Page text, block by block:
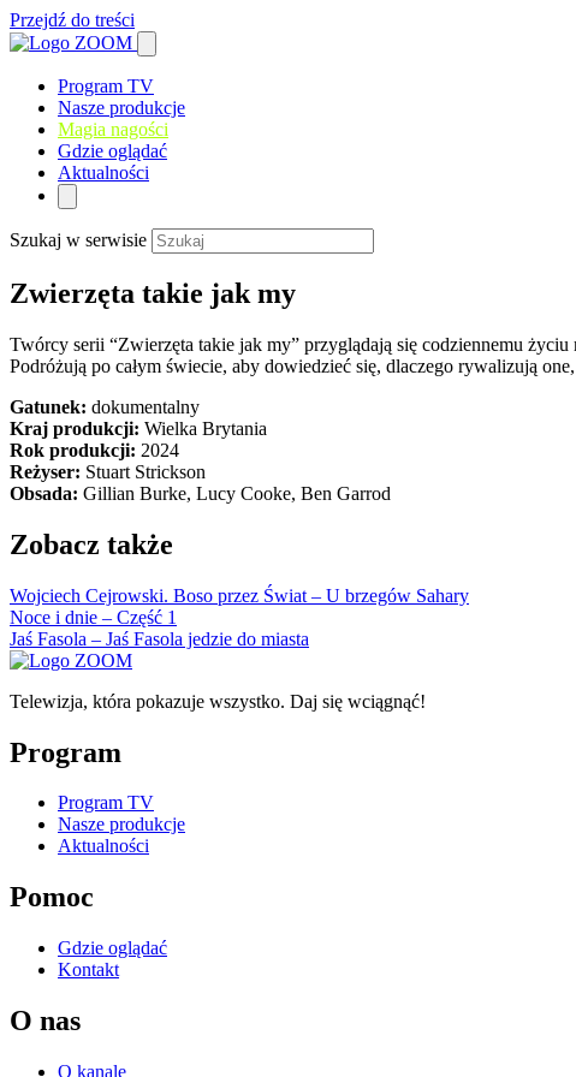
Przejdź do treści
Program TV
Nasze produkcje
Magia nagości
Gdzie oglądać
Aktualności
Szukaj w serwisie
Zwierzęta takie jak my
Twórcy serii “Zwierzęta takie jak my” przyglądają się codziennemu
Podróżują po całym świecie, aby dowiedzieć się, dlaczego rywalizują
Gatunek: dokumentalny
Kraj produkcji: Wielka Brytania
Rok produkcji: 2024
Reżyser: Stuart Strickson
Obsada: Gillian Burke, Lucy Cooke, Ben Garrod
Zobacz także
Wojciech Cejrowski. Boso przez Świat – U brzegów Sahary
Noce i dnie – Część 1
Jaś Fasola – Jaś Fasola jedzie do miasta
Telewizja, która pokazuje wszystko. Daj się wciągnąć!
Program
Program TV
Nasze produkcje
Aktualności
Pomoc
Gdzie oglądać
Kontakt
O nas
O kanale